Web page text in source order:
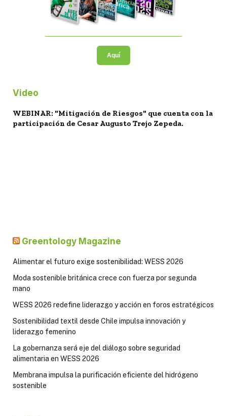
Aquí
Video
WEBINAR: "Mitigación de Riesgos" que cuenta con la
participación de Cesar Augusto Trejo Zepeda.
Greentology Magazine
Alimentar el futuro exige sostenibilidad: WESS 2026
Moda sostenible británica crece con fuerza por segunda
mano
WESS 2026 redefine liderazgo y acción en foros estratégicos
Sostenibilidad textil desde Chile impulsa innovación y
liderazgo femenino
La gobernanza será eje del diálogo sobre seguridad
alimentaria en WESS 2026
Membrana impulsa la purificación eficiente del hidrógeno
sostenible